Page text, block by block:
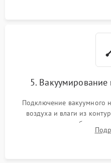
5.
Подключение вакуумного
воздуха и влаги из
дозированным объемом
электронным весам.